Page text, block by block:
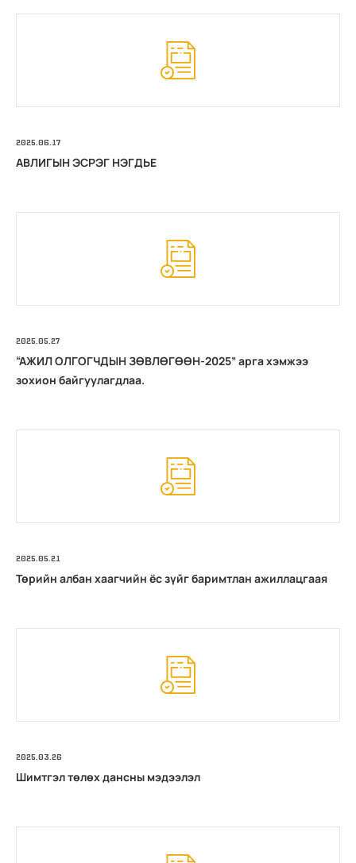
2025.06.17
АВЛИГЫН ЭСРЭГ НЭГДЬЕ
2025.05.27
“АЖИЛ ОЛГОГЧДЫН ЗӨВЛӨГӨӨН-2025” арга хэмжээ
зохион байгуулагдлаа.
2025.05.21
Төрийн албан хаагчийн ёс зүйг баримтлан ажиллацгаая
2025.03.26
Шимтгэл төлөх дансны мэдээлэл